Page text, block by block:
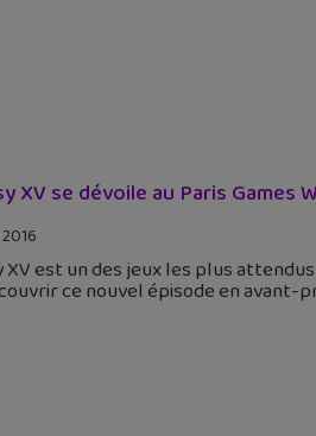
XV se dévoile au Paris Games
XV est un des jeux les plus
ce nouvel épisode en avant-